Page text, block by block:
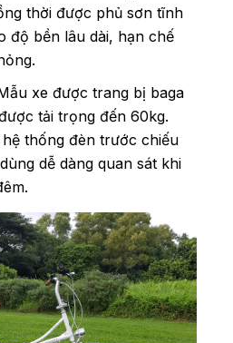
thời được phủ sơn tĩnh
độ bền lâu dài, hạn chế
xe được trang bị baga
tải trọng đến 60kg.
thống đèn trước chiếu
dễ dàng quan sát khi